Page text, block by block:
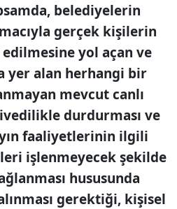
belediyelerin
gerçek kişilerin
yol açan ve
yer alan herhangi bir
mevcut canlı
durdurması ve
faaliyetlerinin ilgili
işlenmeyecek şekilde
hususunda
gerektiği, kişisel